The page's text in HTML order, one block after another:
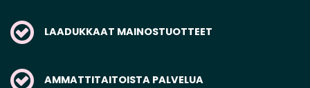
LAADUKKAAT MAINOSTUOTTEET
AMMATTITAITOISTA PALVELUA